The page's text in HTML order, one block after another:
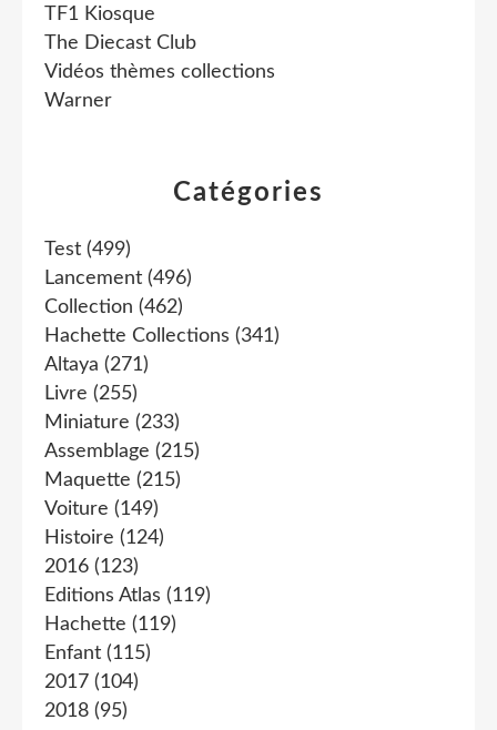
Catégories
Test (499)
Lancement (496)
Collection (462)
Hachette Collections (341)
Altaya (271)
Livre (255)
Miniature (233)
Assemblage (215)
Maquette (215)
Voiture (149)
Histoire (124)
2016 (123)
Editions Atlas (119)
Hachette (119)
Enfant (115)
2017 (104)
2018 (95)
TF1 Kiosque
The Diecast Club
Vidéos thèmes collections
Warner